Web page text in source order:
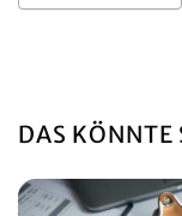
DAS KÖNNTE